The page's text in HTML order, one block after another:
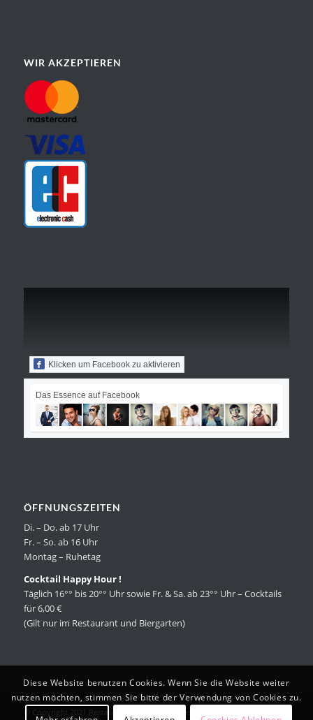
WIR AKZEPTIEREN
Klicken um Facebook zu aktivieren
Das Essence auf Facebook
ÖFFNUNGSZEITEN
Di. – Do. ab 17 Uhr
Fr. – So. ab 16 Uhr
Montag – Ruhetag
Cocktail Happy Hour !
Täglich 16°° bis 20°° Uhr sowie Fr. & Sa. ab 23°° Uhr – Cocktails
für 6,00 €
(Gilt nur im Restaurant und Biergarten)
© Copyright 2021 Restaurant Essence | Datenschutzerklärung
Diese Website benutzen Cookies. Wenn Sie die Website weiter
nutzen möchten, stimmen Sie bitte der Verwendung von Cookies zu.